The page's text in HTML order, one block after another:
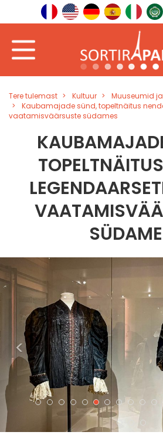
Tere tulemast Kultuur
Muuseumid
Kaubamajade sünd, topeltnäitus
vaatamisväärsuste südames
<